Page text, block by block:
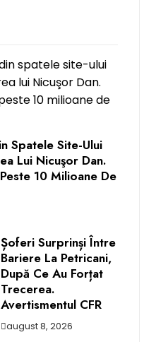
Spatele Site-Ului
Lui Nicuşor Dan.
10 Milioane De
Șoferi Surprinși Între
Bariere La Petricani,
După Ce Au Forțat
Trecerea.
Avertismentul CFR
august 8, 2026